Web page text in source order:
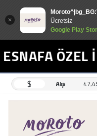
Ücretsiz
Google Play
ÖZEL
$ Alış